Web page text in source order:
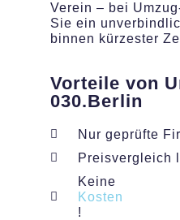
Verein – bei
Sie ein
binnen kürzester
Vorteile von
030.Berlin
Nur geprüfte
Preisvergleich
Keine
Kosten
!